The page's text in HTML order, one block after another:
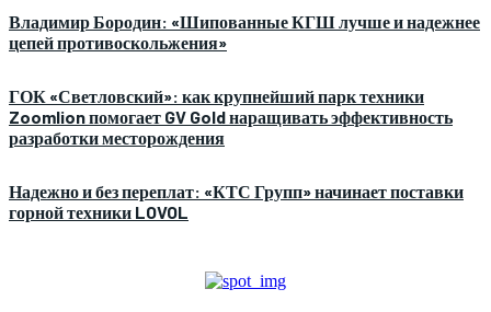
Владимир Бородин: «Шипованные КГШ лучше и надежнее
цепей противоскольжения»
ГОК «Светловский»: как крупнейший парк техники
Zoomlion помогает GV Gold наращивать эффективность
разработки месторождения
Надежно и без переплат: «КТС Групп» начинает поставки
горной техники LOVOL